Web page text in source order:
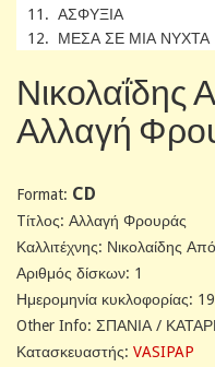
11. ΑΣΦΥΞΙΑ
12. ΜΕΣΑ ΣΕ ΜΙΑ ΝΥΧΤΑ
Νικολαΐδης
Αλλαγή
Format: CD
Tίτλος: Αλλαγή Φρουράς
Καλλιτέχνης: Νικολαίδης
Αριθμός δίσκων: 1
Ημερομηνία κυκλοφορίας:
Other Info: ΣΠΑΝΙΑ /
Κατασκευαστής: VASIPAP